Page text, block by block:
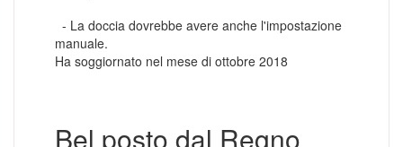
- La doccia dovrebbe avere anche l'impostazione
manuale.
Ha soggiornato nel mese di ottobre 2018
Bel posto dal Regno